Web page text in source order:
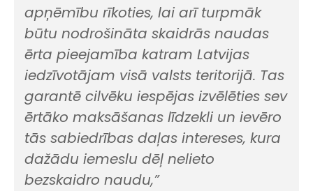
apņēmību rīkoties, lai arī turpmāk
būtu nodrošināta skaidrās naudas
ērta pieejamība katram Latvijas
iedzīvotājam visā valsts teritorijā. Tas
garantē cilvēku iespējas izvēlēties sev
ērtāko maksāšanas līdzekli un ievēro
tās sabiedrības daļas intereses, kura
dažādu iemeslu dēļ nelieto
bezskaidro naudu,”